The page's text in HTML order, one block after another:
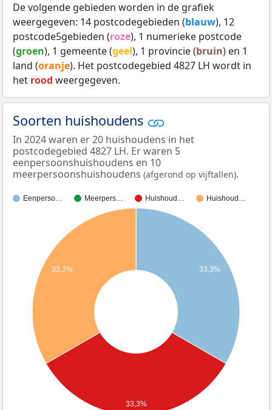
De volgende gebieden worden in de grafiek
weergegeven: 14 postcodegebieden (blauw), 12
postcode5gebieden (roze), 1 numerieke postcode
(groen), 1 gemeente (geel), 1 provincie (bruin) en 1
land (oranje). Het postcodegebied 4827 LH wordt in
het rood weergegeven.
Soorten huishoudens
In 2024 waren er 20 huishoudens in het
postcodegebied 4827 LH. Er waren 5
eenpersoonshuishoudens en 10
meerpersoonshuishoudens (afgerond op vijftallen).
Eenperso… Meerpers… Huishoud… Huishoud…
33,3%
33,3%
33,3%